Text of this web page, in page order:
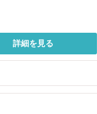
詳細を見る